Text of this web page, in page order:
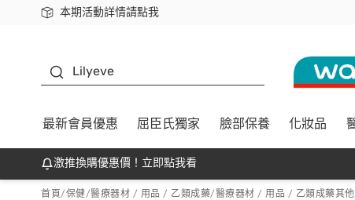
本期活動詳情請點我
下載app最高回饋$350
Lilyeve
最新會員優惠 屈臣氏獨家 臉部保養 化妝品
激推換購優惠價！立即點我看
首頁/保健/醫療器材 / 用品 / 乙類成藥/醫療器材 / 用品 / 乙類成藥其他